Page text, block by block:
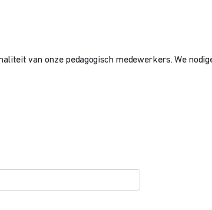
van onze pedagogisch medewerkers. We